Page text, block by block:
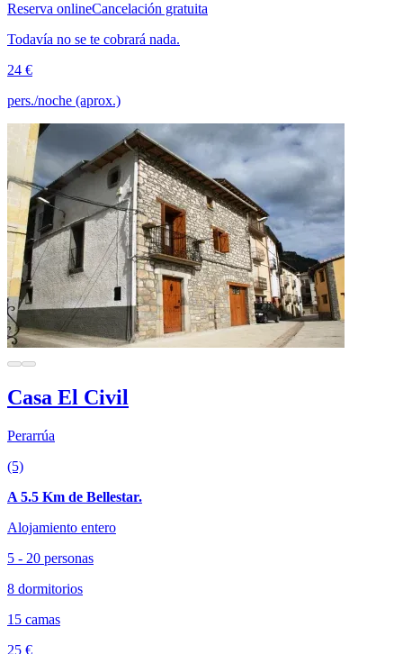
Reserva onlineCancelación gratuita
Todavía no se te cobrará nada.
24 €
pers./noche (aprox.)
Casa El Civil
Perarrúa
(5)
A 5.5 Km de Bellestar.
Alojamiento entero
5 - 20 personas
8 dormitorios
15 camas
25 €